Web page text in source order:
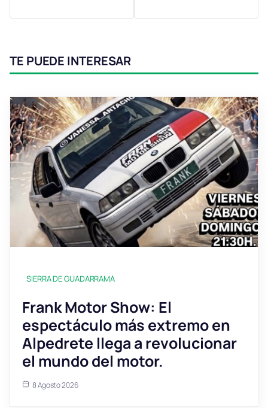
TE PUEDE INTERESAR
SIERRA DE GUADARRAMA
Frank Motor Show: El
espectáculo más extremo en
Alpedrete llega a revolucionar
el mundo del motor.
8 Agosto 2026